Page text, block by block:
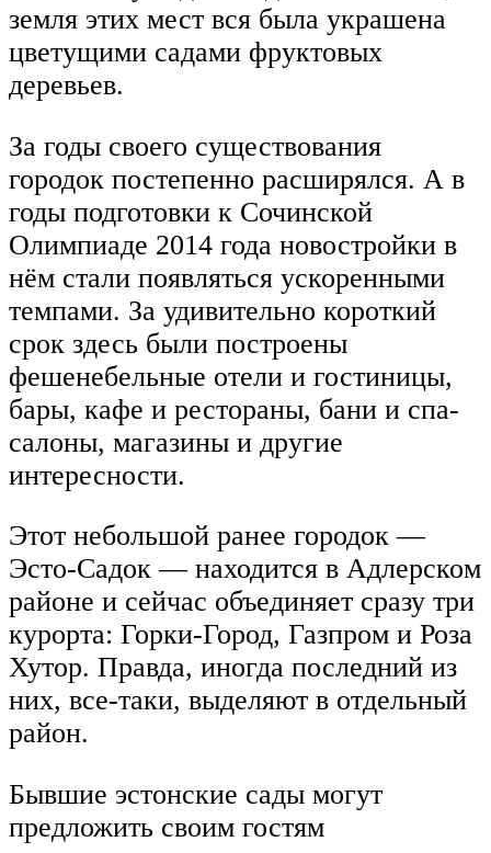
земля этих мест вся была украшена
цветущими садами фруктовых
деревьев.
За годы своего существования
городок постепенно расширялся. А в
годы подготовки к Сочинской
Олимпиаде 2014 года новостройки в
нём стали появляться ускоренными
темпами. За удивительно короткий
срок здесь были построены
фешенебельные отели и гостиницы,
бары, кафе и рестораны, бани и спа-
салоны, магазины и другие
интересности.
Этот небольшой ранее городок —
Эсто-Садок — находится в Адлерском
районе и сейчас объединяет сразу три
курорта: Горки-Город, Газпром и Роза
Хутор. Правда, иногда последний из
них, все-таки, выделяют в отдельный
район.
Бывшие эстонские сады могут
предложить своим гостям